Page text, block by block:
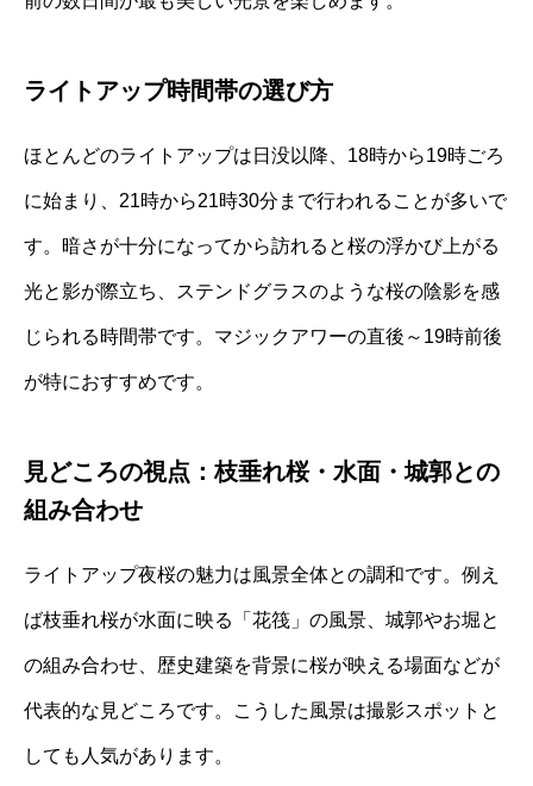
ライトアップ時間帯の選び方
ほとんどのライトアップは日没以降、18時から19時ごろ
に始まり、21時から21時30分まで行われることが多いで
す。暗さが十分になってから訪れると桜の浮かび上がる
光と影が際立ち、ステンドグラスのような桜の陰影を感
じられる時間帯です。マジックアワーの直後～19時前後
が特におすすめです。
見どころの視点：枝垂れ桜・水面・城郭との
組み合わせ
ライトアップ夜桜の魅力は風景全体との調和です。例え
ば枝垂れ桜が水面に映る「花筏」の風景、城郭やお堀と
の組み合わせ、歴史建築を背景に桜が映える場面などが
代表的な見どころです。こうした風景は撮影スポットと
しても人気があります。